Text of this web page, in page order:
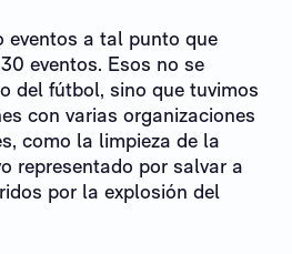
eventos a tal punto que
eventos. Esos no se
del fútbol, ​​sino que tuvimos
con varias organizaciones
como la limpieza de la
representado por salvar a
por la explosión del